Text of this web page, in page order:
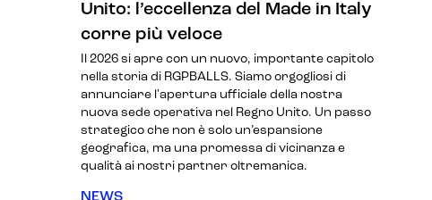
Unito: l’eccellenza del Made in Italy
corre più veloce
Il 2026 si apre con un nuovo, importante capitolo
nella storia di RGPBALLS. Siamo orgogliosi di
annunciare l'apertura ufficiale della nostra
nuova sede operativa nel Regno Unito. Un passo
strategico che non è solo un’espansione
geografica, ma una promessa di vicinanza e
qualità ai nostri partner oltremanica.